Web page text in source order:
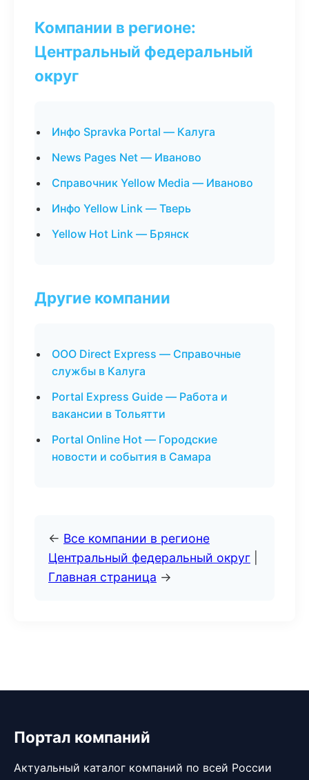
Компании в регионе:
Центральный федеральный
округ
Инфо Spravka Portal — Калуга
News Pages Net — Иваново
Справочник Yellow Media — Иваново
Инфо Yellow Link — Тверь
Yellow Hot Link — Брянск
Другие компании
ООО Direct Express — Справочные
службы в Калуга
Portal Express Guide — Работа и
вакансии в Тольятти
Portal Online Hot — Городские
новости и события в Самара
← Все компании в регионе
Центральный федеральный округ
Главная страница →
Портал компаний
Актуальный каталог компаний по всей России